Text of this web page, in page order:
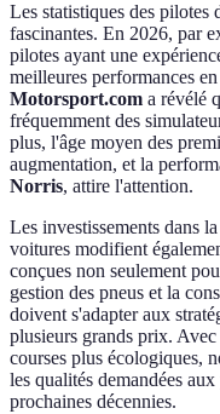
Les statistiques des pilotes
fascinantes. En 2026, par
pilotes ayant une
meilleures performances
Motorsport.com a révélé
fréquemment des
plus, l'âge moyen des
augmentation, et la
Norris, attire l'attention.
Les investissements dans
voitures modifient
conçues non seulement
gestion des pneus et la
doivent s'adapter aux
plusieurs grands prix. Avec
courses plus écologiques,
les qualités demandées
prochaines décennies.